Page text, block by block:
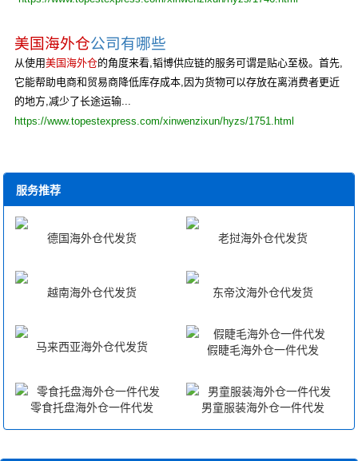
美国海外仓公司有哪些
从使用美国海外仓的角度来看,韬博供应链的服务可谓是贴心至极。首先,
它能帮助电商和贸易商降低库存成本,因为货物可以存放在离消费者更近
的地方,减少了长途运输...
https://www.topestexpress.com/xinwenzixun/hyzs/1751.html
服务推荐
德国海外仓代发货 老挝海外仓代发货
越南海外仓代发货 东帝汶海外仓代发货
马来西亚海外仓代发货 假睫毛海外仓一件代发
零食托盘海外仓一件代发 男童服装海外仓一件代发